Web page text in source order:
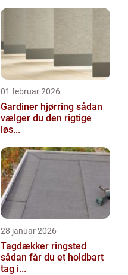
01 februar 2026
Gardiner hjørring sådan
vælger du den rigtige
løs...
28 januar 2026
Tagdækker ringsted
sådan får du et holdbart
tag i...